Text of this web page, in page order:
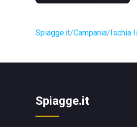
Spiagge.it Campania Ischia
Spiagge.it